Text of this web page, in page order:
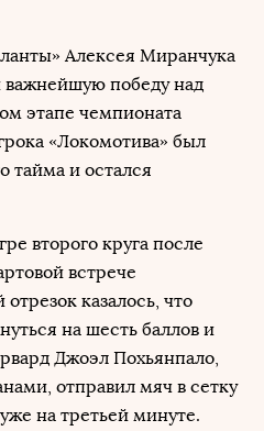
Алексея Миранчука
победу над
этапе чемпионата
«Локомотива» был
тайма и остался
второго круга после
встрече
казалось, что
на шесть баллов и
Джоэл Похьянпало,
отправил мяч в сетку
на третьей минуте.